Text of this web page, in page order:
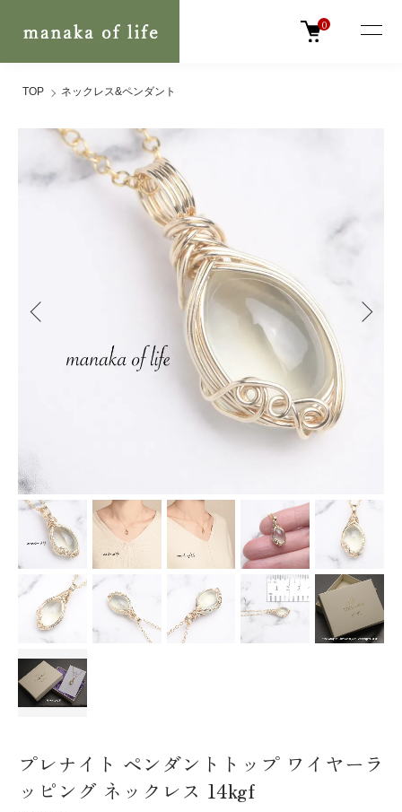
0
TOP ネックレス&ペンダント
プレナイト ペンダントトップ ワイヤーラ
ッピング ネックレス 14kgf